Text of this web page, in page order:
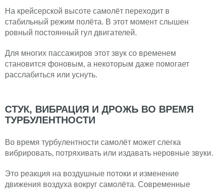
На крейсерской высоте самолёт переходит в
стабильный режим полёта. В этот момент слышен
ровный постоянный гул двигателей.
Для многих пассажиров этот звук со временем
становится фоновым, а некоторым даже помогает
расслабиться или уснуть.
СТУК, ВИБРАЦИЯ И ДРОЖЬ ВО ВРЕМЯ
ТУРБУЛЕНТНОСТИ
Во время турбулентности самолёт может слегка
вибрировать, потряхивать или издавать неровные звуки.
Это реакция на воздушные потоки и изменение
движения воздуха вокруг самолёта. Современные